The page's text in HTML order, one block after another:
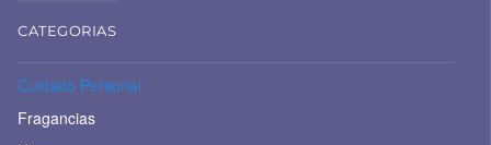
CATEGORIAS
Cuidado Personal
Fragancias